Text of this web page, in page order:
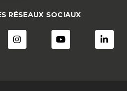
RÉSEAUX SOCIAUX